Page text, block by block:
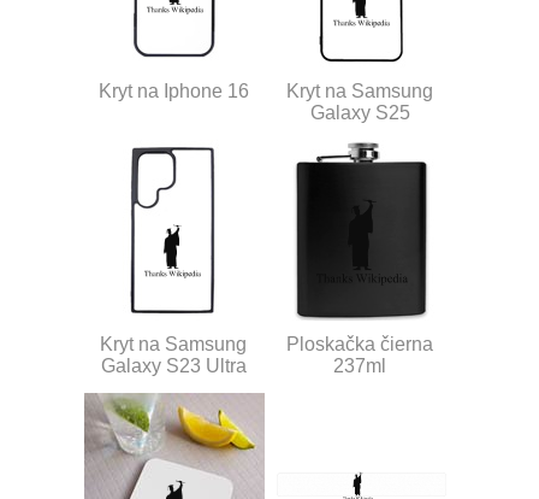
Kryt na Iphone 16
Kryt na Samsung
Galaxy S25
Kryt na Samsung
Galaxy S23 Ultra
Ploskačka čierna
237ml